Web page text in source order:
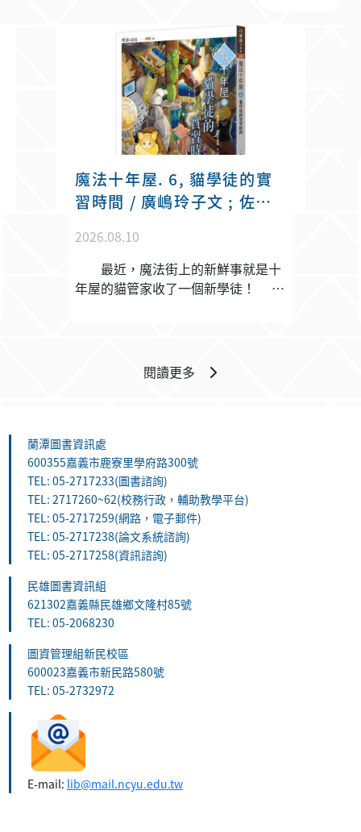
魔法十年屋. 6, 貓學徒的實
習時間 / 廣嶋玲子文 ; 佐竹
2026.08.10
最近，魔法街上的新鮮事就是十
年屋的貓管家收了一個新學徒！
成為魔法師的好幫手。 雖然蜜蜜
在實習期間難免闖禍， 但那些還
資深的貓師父，客來喜會和蜜蜜分享
哪些成為好幫手的祕訣？ 牠又是
如何與十年屋相遇的呢？ 每個人
都有愛惜或是執著的事物， 七篇
關於家庭、回憶、認錯、友情和魔法
師的小故事， 將帶給你最溫暖的
時光。 請打開十年屋的邀請函，
進入神祕奇幻的魔法世界吧！
閱讀更多
蘭潭圖書資訊處
600355嘉義市鹿寮里學府路300號
TEL: 05-2717233(圖書諮詢)
TEL: 2717260~62(校務行政，輔助教學平台)
TEL: 05-2717259(網路，電子郵件)
TEL: 05-2717238(論文系統諮詢)
TEL: 05-2717258(資訊諮詢)
民雄圖書資訊組
621302嘉義縣民雄鄉文隆村85號
TEL: 05-2068230
圖資管理組新民校區
600023嘉義市新民路580號
TEL: 05-2732972
E-mail: lib@mail.ncyu.edu.tw